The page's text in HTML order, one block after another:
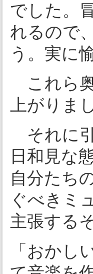
でした。
れるので
う。実に
これら
上がりま
それに
日和見な
自分たち
ぐべきミ
主張する
「おか